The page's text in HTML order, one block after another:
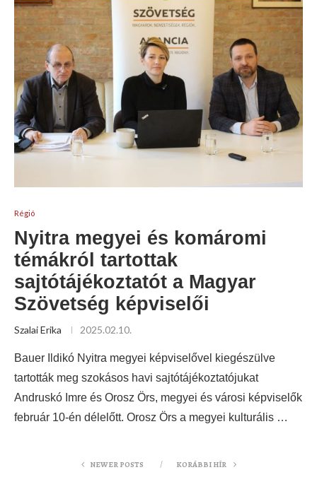
Régió
Nyitra megyei és komáromi
témákról tartottak
sajtótájékoztatót a Magyar
Szövetség képviselői
Szalai Erika 2025.02.10.
Bauer Ildikó Nyitra megyei képviselővel kiegészülve
tartották meg szokásos havi sajtótájékoztatójukat
Andruskó Imre és Orosz Örs, megyei és városi képviselők
február 10-én délelőtt. Orosz Örs a megyei kulturális …
NEWER POSTS KORÁBBI HÍR